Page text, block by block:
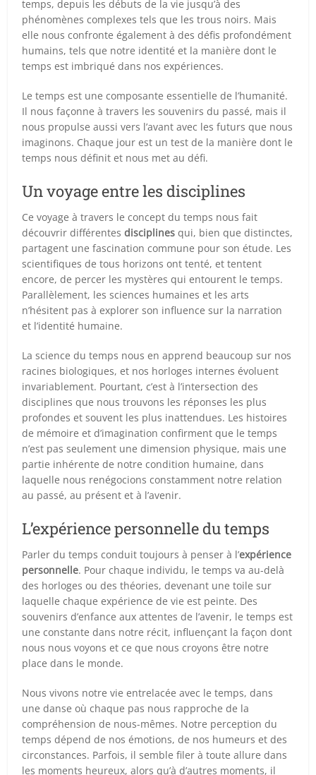
temps, depuis les débuts de la vie jusqu’à des
phénomènes complexes tels que les trous noirs. Mais
elle nous confronte également à des défis profondément
humains, tels que notre identité et la manière dont le
temps est imbriqué dans nos expériences.
Le temps est une composante essentielle de l’humanité.
Il nous façonne à travers les souvenirs du passé, mais il
nous propulse aussi vers l’avant avec les futurs que nous
imaginons. Chaque jour est un test de la manière dont le
temps nous définit et nous met au défi.
Un voyage entre les disciplines
Ce voyage à travers le concept du temps nous fait
découvrir différentesdisciplines qui, bien que distinctes,
partagent une fascination commune pour son étude. Les
scientifiques de tous horizons ont tenté, et tentent
encore, de percer les mystères qui entourent le temps.
Parallèlement, les sciences humaines et les arts
n’hésitent pas à explorer son influence sur la narration
et l’identité humaine.
La science du temps nous en apprend beaucoup sur nos
racines biologiques, et nos horloges internes évoluent
invariablement. Pourtant, c’est à l’intersection des
disciplines que nous trouvons les réponses les plus
profondes et souvent les plus inattendues. Les histoires
de mémoire et d’imagination confirment que le temps
n’est pas seulement une dimension physique, mais une
partie inhérente de notre condition humaine, dans
laquelle nous renégocions constamment notre relation
au passé, au présent et à l’avenir.
L’expérience personnelle du temps
Parler du temps conduit toujours à penser à l’expérience
personnelle. Pour chaque individu, le temps va au-delà
des horloges ou des théories, devenant une toile sur
laquelle chaque expérience de vie est peinte. Des
souvenirs d’enfance aux attentes de l’avenir, le temps est
une constante dans notre récit, influençant la façon dont
nous nous voyons et ce que nous croyons être notre
place dans le monde.
Nous vivons notre vie entrelacée avec le temps, dans
une danse où chaque pas nous rapproche de la
compréhension de nous-mêmes. Notre perception du
temps dépend de nos émotions, de nos humeurs et des
circonstances. Parfois, il semble filer à toute allure dans
les moments heureux, alors qu’à d’autres moments, il